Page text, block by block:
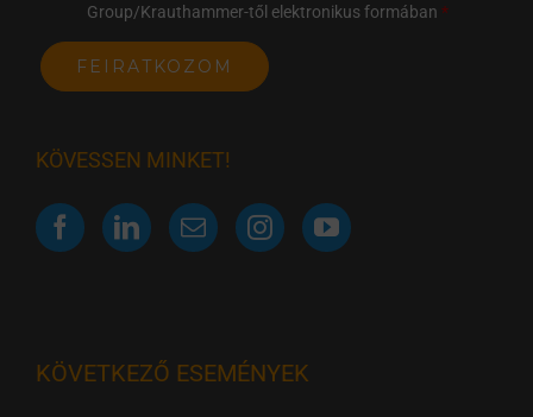
Group/Krauthammer-től elektronikus formában
KÖVESSEN MINKET!
KÖVETKEZŐ ESEMÉNYEK